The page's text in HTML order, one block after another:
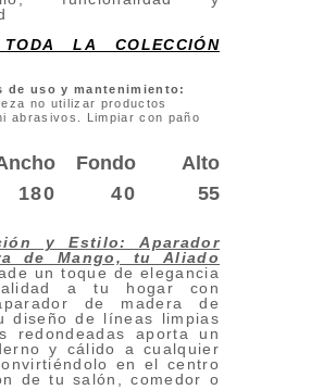
LA COLECCIÓN
de uso y mantenimiento:
no utilizar productos
abrasivos. Limpiar con paño
Fondo
Alto
180
40 55
y Estilo: Aparador
de Mango, tu Aliado
un toque de elegancia
a tu hogar con
de madera de
diseño de líneas limpias
redondeadas aporta un
y cálido a cualquier
en el centro
de tu salón, comedor o